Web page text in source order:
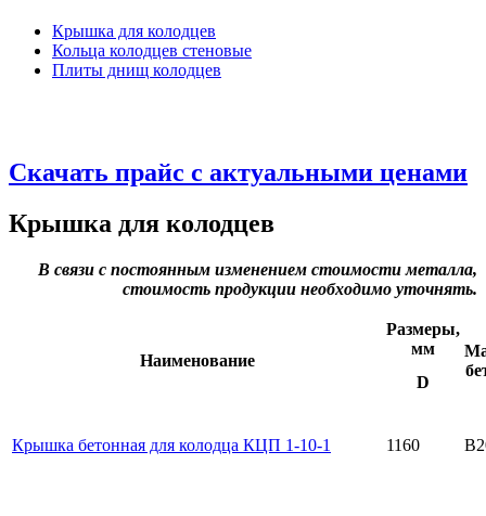
Крышка для колодцев
Кольца колодцев стеновые
Плиты днищ колодцев
Скачать прайс с актуальными ценами
Крышка для колодцев
В связи с постоянным изменением стоимости металла,
стоимость продукции необходимо уточнять.
Наименование
Размеры,
мм
D
Крышка бетонная для колодца КЦП 1-10-1 1160